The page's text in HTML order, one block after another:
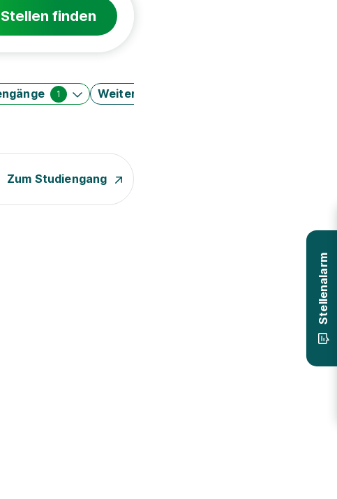
finden
1 Weitere Filter
Zum Studiengang
Stellenalarm